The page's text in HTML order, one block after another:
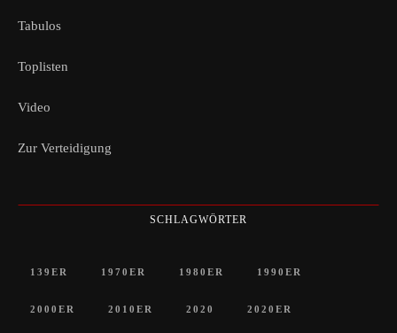
Tabulos
Toplisten
Video
Zur Verteidigung
SCHLAGWÖRTER
139ER 1970ER 1980ER 1990ER
2000ER 2010ER 2020 2020ER